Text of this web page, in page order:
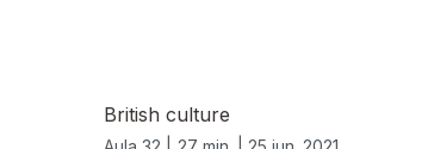
British culture